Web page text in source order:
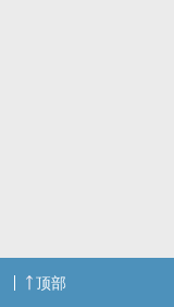
顶部